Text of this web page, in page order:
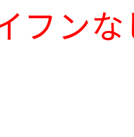
ンな